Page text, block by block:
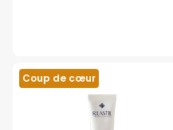
Coup de cœur